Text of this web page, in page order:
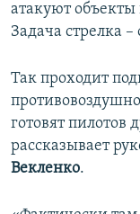
атакуют
Задача стрелка
Так проходит
готовят пилотов
рассказывает
Векленко.